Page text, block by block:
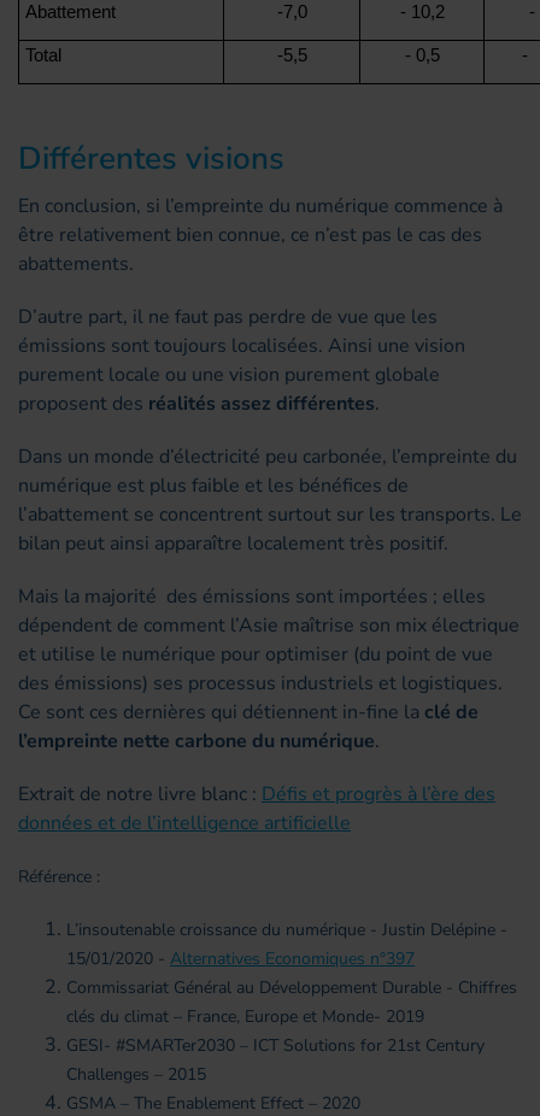
Abattement -7,0 - 10,2 -
Total -5,5 - 0,5 -
Différentes visions
En conclusion, si l’empreinte du numérique commence à
être relativement bien connue, ce n’est pas le cas des
abattements.
D’autre part, il ne faut pas perdre de vue que les
émissions sont toujours localisées. Ainsi une vision
purement locale ou une vision purement globale
proposent des réalités assez différentes.
Dans un monde d’électricité peu carbonée, l’empreinte du
numérique est plus faible et les bénéfices de
l’abattement se concentrent surtout sur les transports. Le
bilan peut ainsi apparaître localement très positif.
Mais la majorité des émissions sont importées ; elles
dépendent de comment l’Asie maîtrise son mix électrique
et utilise le numérique pour optimiser (du point de vue
des émissions) ses processus industriels et logistiques.
Ce sont ces dernières qui détiennent in-fine la clé de
l’empreinte nette carbone du numérique.
Extrait de notre livre blanc : Défis et progrès à l’ère des
données et de l’intelligence artificielle
Référence :
L’insoutenable croissance du numérique - Justin Delépine -
15/01/2020 - Alternatives Economiques n°397
Commissariat Général au Développement Durable - Chiffres
clés du climat – France, Europe et Monde- 2019
GESI- #SMARTer2030 – ICT Solutions for 21st Century
Challenges – 2015
GSMA – The Enablement Effect – 2020